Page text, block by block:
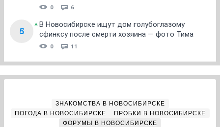
0 6
5
В Новосибирске ищут дом голубоглазому
сфинксу после смерти хозяина — фото Тима
0 11
ЗНАКОМСТВА В НОВОСИБИРСКЕ
ПОГОДА В НОВОСИБИРСКЕ
ПРОБКИ В НОВОСИБИРСКЕ
ФОРУМЫ В НОВОСИБИРСКЕ